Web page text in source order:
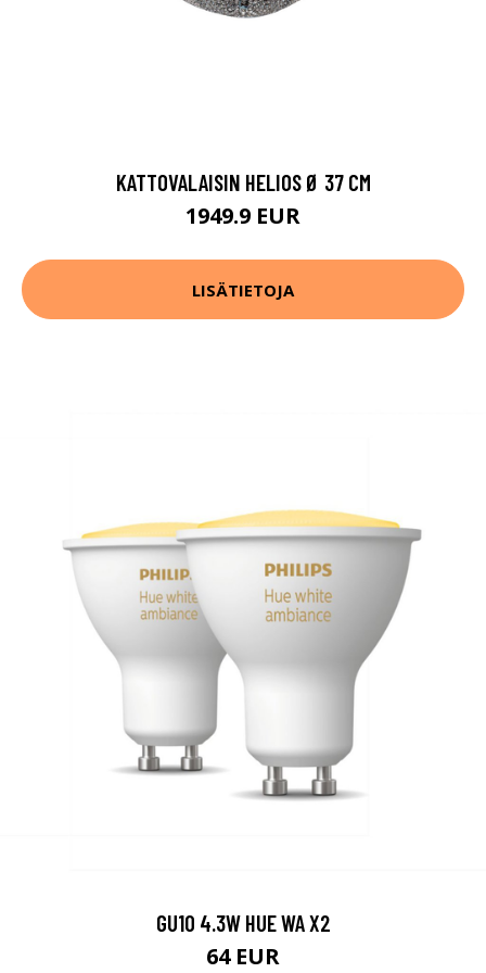
KATTOVALAISIN HELIOS Ø 37 CM
1949.9 EUR
LISÄTIETOJA
GU10 4.3W HUE WA X2
64 EUR